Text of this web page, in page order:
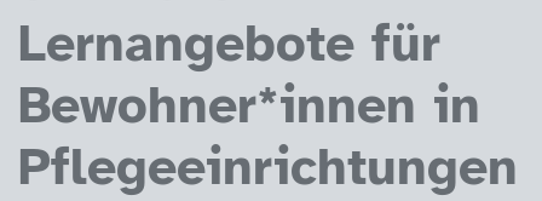
Lernangebote für
Bewohner*innen in
Pflegeeinrichtungen